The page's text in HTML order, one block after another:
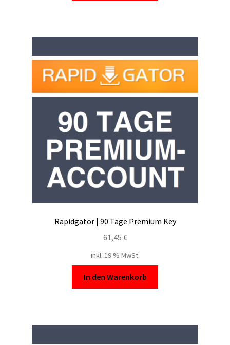
Rapidgator | 90 Tage Premium Key
61,45 €
inkl. 19 % MwSt.
In den Warenkorb